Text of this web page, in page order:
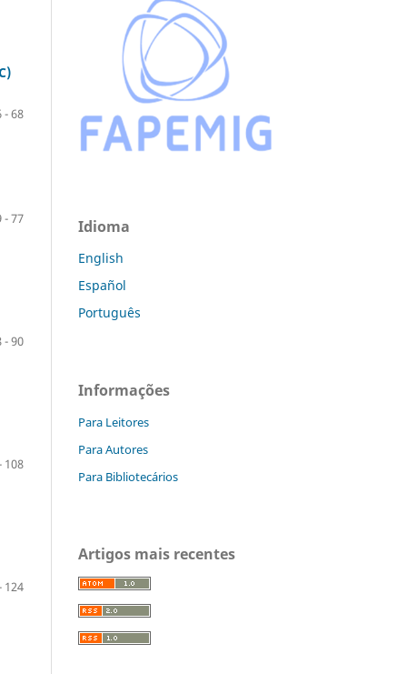
- 68
- 77
- 90
108
124
Idioma
English
Español
Português
Informações
Para Leitores
Para Autores
Para Bibliotecários
Artigos mais recentes